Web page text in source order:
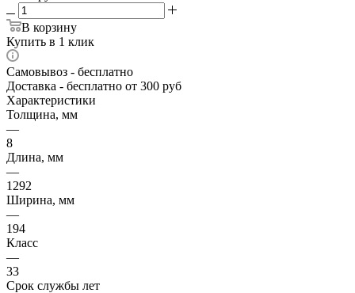
В корзину
Купить в 1 клик
Самовывоз - бесплатно
Доставка - бесплатно от 300 руб
Характеристики
Толщина, мм
—
8
Длина, мм
—
1292
Ширина, мм
—
194
Класс
—
33
Срок службы лет